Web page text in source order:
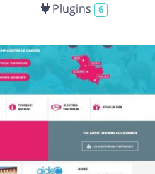
Plugins 6